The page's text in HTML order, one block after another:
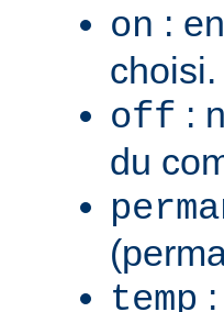
on :
choisi.
off :
du
temp